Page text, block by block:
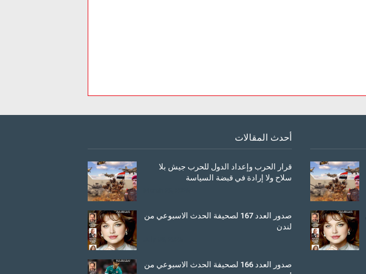
أحدث المقالات
قرار الحرب وإعداد الدول للحرب جيش بلا
سلاح ولا إرادة في قبضة السياسة
صدور العدد 167 لصحيفة الحدث الاسبوعي من
لندن
صدور العدد 166 لصحيفة الحدث الاسبوعي من